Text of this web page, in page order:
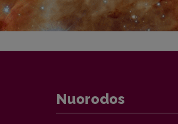
Nuorodos